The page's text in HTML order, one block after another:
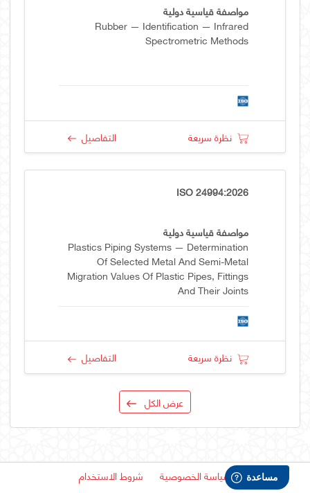
مواصفة قياسية دولية
Rubber — Identification — Infrared
Spectrometric Methods
نظرة سريعة التفاصيل
ISO 24994:2026
مواصفة قياسية دولية
Plastics Piping Systems — Determination
Of Selected Metal And Semi-Metal
Migration Values Of Plastic Pipes, Fittings
And Their Joints
نظرة سريعة التفاصيل
عرض الكل
سياسة الخصوصية
شروط الاستخدام